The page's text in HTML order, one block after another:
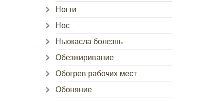
Ногти
Нос
Ньюкасла болезнь
Обезжиривание
Обогрев рабочих мест
Обоняние